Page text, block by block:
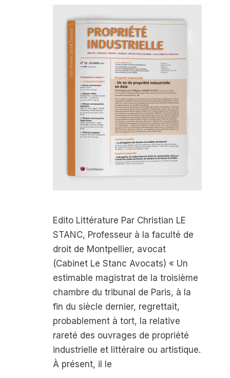
Edito Littérature Par Christian LE
STANC, Professeur à la faculté de
droit de Montpellier, avocat
(Cabinet Le Stanc Avocats) « Un
estimable magistrat de la troi­sième
chambre du tribunal de Paris, à la
fin du siècle dernier, regrettait,
probablement à tort, la relative
rareté des ouvrages de propriété
industrielle et littéraire ou artistique.
À présent, il le